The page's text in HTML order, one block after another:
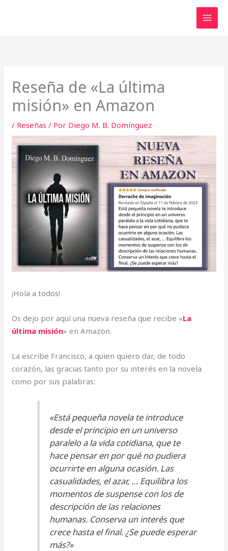
Reseña de «La última
misión» en Amazon
/ Reseñas / Por Diego M. B. Domínguez
¡Hola a todos!
Os dejo por aquí una nueva reseña que recibe «La
última misión» en Amazon.
La escribe Francisco, a quien quiero dar, de todo
corazón, las gracias tanto por su interés en la novela
como por sus palabras:
«Está pequeña novela te introduce
desde el principio en un universo
paralelo a la vida cotidiana, que te
hace pensar en por qué no pudiera
ocurrirte en alguna ocasión. Las
casualidades, el azar, … Equilibra los
momentos de suspense con los de
descripción de las relaciones
humanas. Conserva un interés que
crece hasta el final. ¿Se puede esperar
más?»